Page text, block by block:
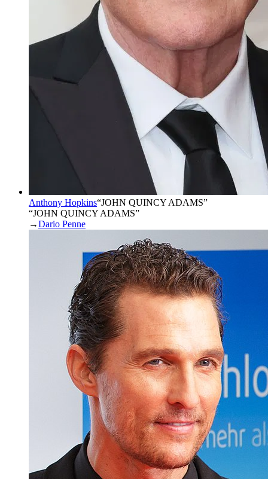
Anthony Hopkins“JOHN QUINCY ADAMS”
“JOHN QUINCY ADAMS”
→Dario Penne